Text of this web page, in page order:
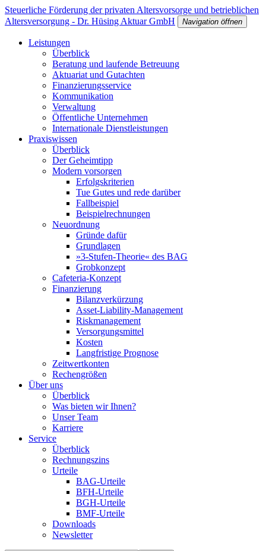
Steuerliche Förderung der privaten Altersvorsorge und betrieblichen
Altersversorgung - Dr. Hüsing Aktuar GmbH
Navigation öffnen
Leistungen
Überblick
Beratung und laufende Betreuung
Aktuariat und Gutachten
Finanzierungsservice
Kommunikation
Verwaltung
Öffentliche Unternehmen
Internationale Dienstleistungen
Praxiswissen
Überblick
Der Geheimtipp
Modern vorsorgen
Erfolgskriterien
Tue Gutes und rede darüber
Fallbeispiel
Beispielrechnungen
Neuordnung
Gründe dafür
Grundlagen
»3-Stufen-Theorie« des BAG
Grobkonzept
Cafeteria-Konzept
Finanzierung
Bilanzverkürzung
Asset-Liability-Management
Riskmanagement
Versorgungsmittel
Kosten
Langfristige Prognose
Zeitwertkonten
Rechengrößen
Über uns
Überblick
Was bieten wir Ihnen?
Unser Team
Karriere
Service
Überblick
Rechnungszins
Urteile
BAG-Urteile
BFH-Urteile
BGH-Urteile
BMF-Urteile
Downloads
Newsletter